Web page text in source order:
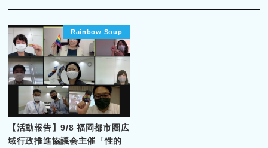
Rainbow Soup
【活動報告】9/8 福岡都市圏広
域行政推進協議会主催「性的